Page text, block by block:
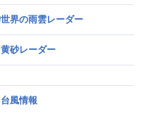
世界の雨雲レーダー
黄砂レーダー
台風情報